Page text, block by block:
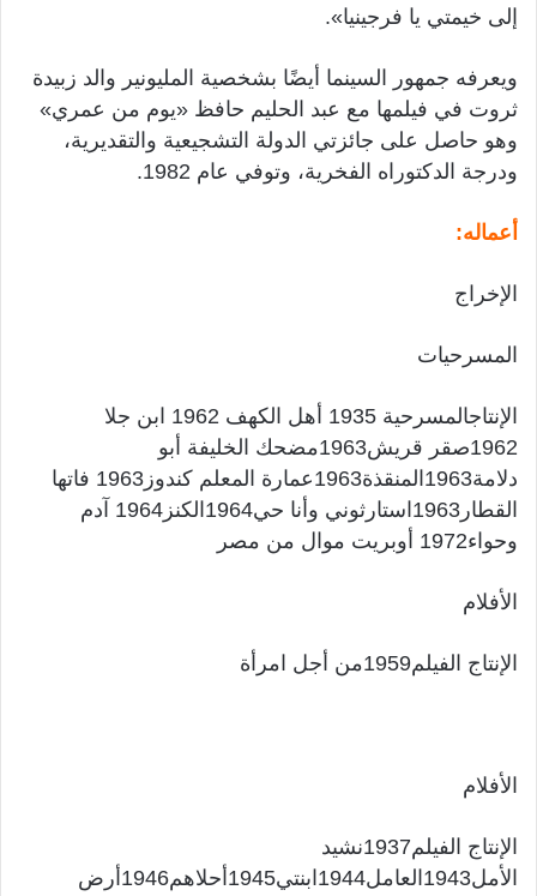
إلى خيمتي يا فرجينيا».
ويعرفه جمهور السينما أيضًا بشخصية المليونير والد زبيدة
ثروت في فيلمها مع عبد الحليم حافظ «يوم من عمري»
وهو حاصل على جائزتي الدولة التشجيعية والتقديرية،
ودرجة الدكتوراه الفخرية، وتوفي عام 1982.
أعماله:
الإخراج
المسرحيات
الإنتاجالمسرحية 1935 أهل الكهف 1962 ابن جلا
1962صقر قريش1963مضحك الخليفة أبو
دلامة1963المنقذة1963عمارة المعلم كندوز1963 فاتها
القطار1963استارثوني وأنا حي1964الكنز1964 آدم
وحواء1972 أوبريت موال من مصر
الأفلام
الإنتاج الفيلم1959من أجل امرأة
الأفلام
الإنتاج الفيلم1937نشيد
الأمل1943العامل1944ابنتي1945أحلاهم1946أرض